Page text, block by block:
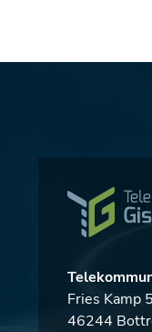
Fries Kamp 5
46244